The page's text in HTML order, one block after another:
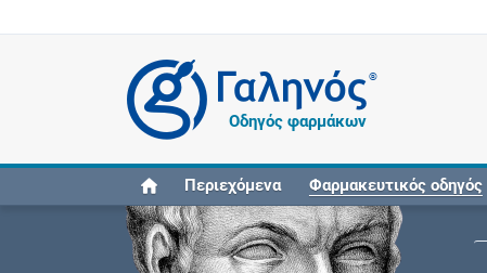
®
Οδηγός φαρμάκων
Περιεχόμενα Φαρμακευτικός οδηγός